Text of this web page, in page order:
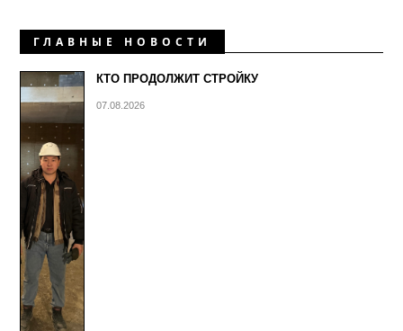
ГЛАВНЫЕ НОВОСТИ
КТО ПРОДОЛЖИТ СТРОЙКУ
07.08.2026